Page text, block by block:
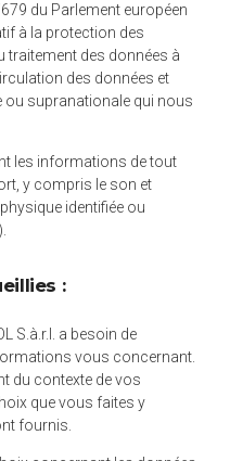
du Parlement européen
à la protection des
traitement des données à
des données et
ou supranationale qui nous
les informations de tout
y compris le son et
identifiée ou
:
S.à.r.l. a besoin de
vous concernant.
du contexte de vos
que vous faites y
fournis.